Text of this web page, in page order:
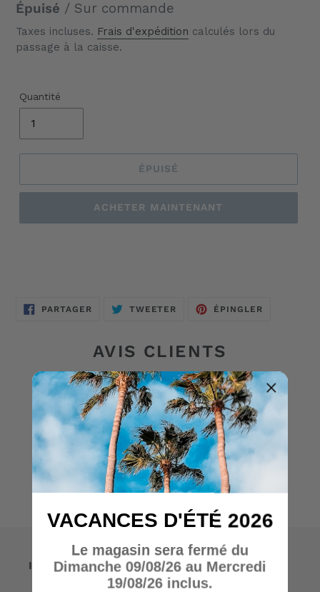
normal
Épuisé / Sur commande
Taxes incluses. Frais d'expédition calculés lors du
passage à la caisse.
Quantité
ÉPUISÉ
ACHETER MAINTENANT
votrePARTAGERPARTAGER
SUR
TWEETER TWEETERÉPINGLER
AVIS CLIENTS
Soyez le premier à écrire un avis
Écrire un avis
Informations
VACANCES D'ÉTÉ 2026
Le magasin sera fermé du
Dimanche 09/08/26 au Mercredi
19/08/26 inclus.